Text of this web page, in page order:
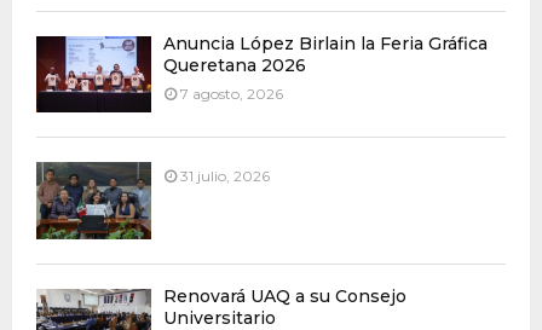
Anuncia López Birlain la Feria Gráfica
Queretana 2026
7 agosto, 2026
31 julio, 2026
Renovará UAQ a su Consejo
Universitario